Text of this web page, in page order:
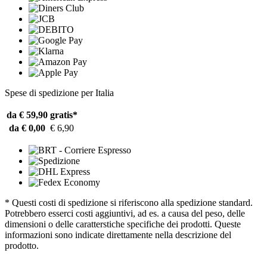
Spese di spedizione per Italia
da € 59,90 gratis*
da € 0,00 € 6,90
* Questi costi di spedizione si riferiscono alla spedizione standard.
Potrebbero esserci costi aggiuntivi, ad es. a causa del peso, delle
dimensioni o delle caratterstiche specifiche dei prodotti. Queste
informazioni sono indicate direttamente nella descrizione del
prodotto.